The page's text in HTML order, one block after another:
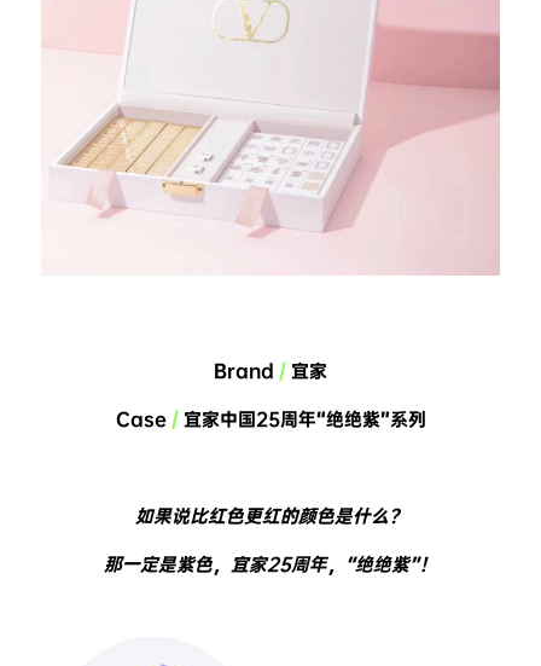
Brand / 宜家
Case / 宜家中国25周年“绝绝紫”系列
如果说比红色更红的颜色是什么？
那一定是紫色，宜家25周年，“绝绝紫”！